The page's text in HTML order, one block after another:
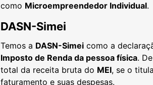
como Microempreendedor Individual.
DASN-Simei
Temos a DASN-Simei como a
Imposto de Renda da pessoa física.
total da receita bruta do MEI, se o
faturamento e suas despesas.